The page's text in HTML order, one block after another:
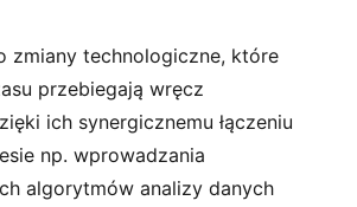
zmiany technologiczne, które
przebiegają wręcz
ich synergicznemu łączeniu
np. wprowadzania
algorytmów analizy danych